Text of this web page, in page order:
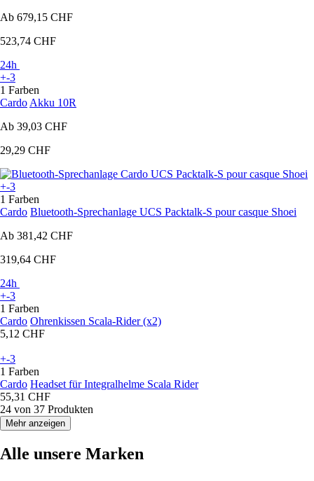
Ab 679,15 CHF
523,74 CHF
24h
+-3
1 Farben
Cardo Akku 10R
Ab 39,03 CHF
29,29 CHF
+-3
1 Farben
Cardo Bluetooth-Sprechanlage UCS Packtalk-S pour casque Shoei
Ab 381,42 CHF
319,64 CHF
24h
+-3
1 Farben
Cardo Ohrenkissen Scala-Rider (x2)
5,12 CHF
+-3
1 Farben
Cardo Headset für Integralhelme Scala Rider
55,31 CHF
24 von 37 Produkten
Mehr anzeigen
Alle unsere Marken